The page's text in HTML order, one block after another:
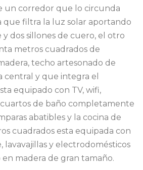
un corredor que lo circunda
que filtra la luz solar aportando
dos sillones de cuero, el otro
metros cuadrados de
techo artesonado de
central y que integra el
equipado con TV, wifi,
cuartos de baño completamente
abatibles y la cocina de
cuadrados esta equipada con
lavavajillas y electrodomésticos
madera de gran tamaño.